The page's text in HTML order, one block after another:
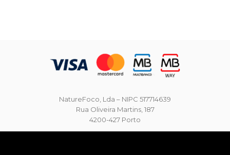
NatureFoco, Lda – NIPC 517714639
Rua Oliveira Martins, 187
4200-427 Porto